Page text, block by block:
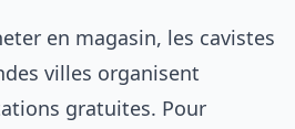
en magasin, les cavistes
villes organisent
gratuites. Pour